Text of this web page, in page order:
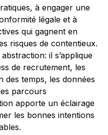
à engager une
légale et à
qui gagnent en
risques de contentieux.
il s’applique
de recrutement, les
des temps, les données
parcours
apporte un éclairage
les bonnes intentions